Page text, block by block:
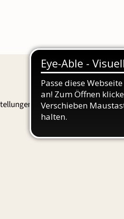
und Führungen finden Sie